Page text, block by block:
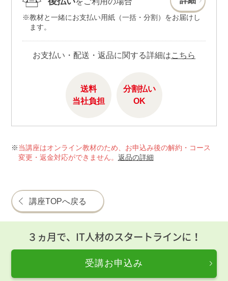
教材と一緒にお支払い用紙（一括・分割）をお届けし
ます。
お支払い・配送・返品に関する詳細はこちら
送料
当社負担
分割払い
OK
当講座はオンライン教材のため、お申込み後の解約・コース
変更・返金対応ができません。 返品の詳細
講座TOPへ戻る
３ヵ月で、IT人材のスタートラインに！
受講お申込み